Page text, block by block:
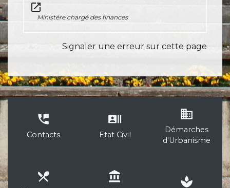
open_in_new
Ministère chargé des finances
Signaler une erreur sur cette page
perm_phone_msg
Contacts
recent_actors
Etat Civil
business
Démarches
d'Urbanisme
local_dining account_balance spa